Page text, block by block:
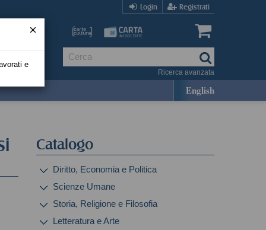
Login Registrati
Ricerca avanzata
English
Catalogo
Diritto, Economia e Politica
Scienze Umane
Storia, Religione e Filosofia
Letteratura e Arte
e